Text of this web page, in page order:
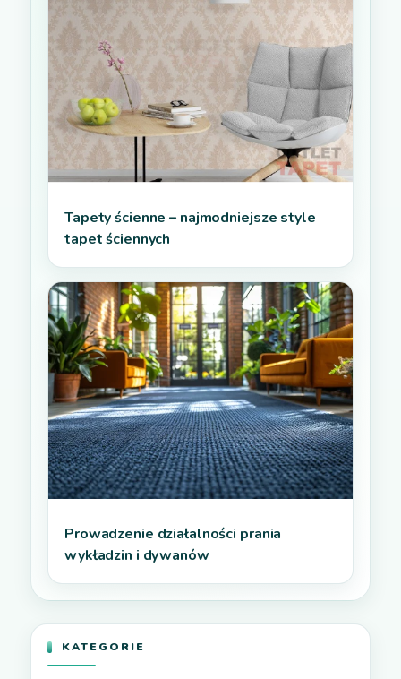
Tapety ścienne – najmodniejsze style
tapet ściennych
Prowadzenie działalności prania
wykładzin i dywanów
KATEGORIE